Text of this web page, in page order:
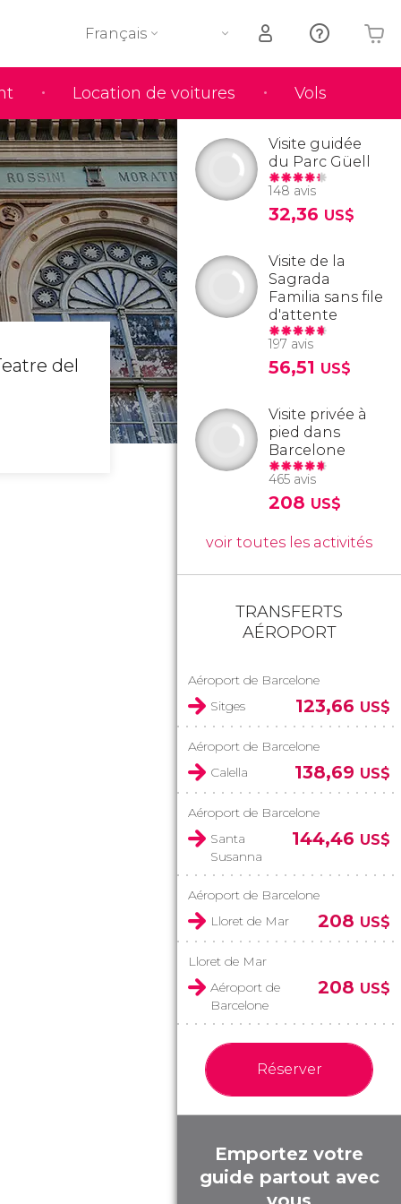
Location de voitures Vols
Français
Votre panier est vide
del
Visite guidée
du Parc Güell
148 avis
32,36 US$
Visite de la
Sagrada
Familia sans file
d'attente
197 avis
56,51 US$
Visite privée à
pied dans
Barcelone
465 avis
208 US$
voir toutes les activités
TRANSFERTS
AÉROPORT
Aéroport de Barcelone
Sitges
123,66 US$
Aéroport de Barcelone
Calella
138,69 US$
Aéroport de Barcelone
Santa
Susanna
144,46 US$
Aéroport de Barcelone
Lloret de Mar
208 US$
Lloret de Mar
Aéroport de
Barcelone
208 US$
Réserver
Emportez votre
guide partout avec